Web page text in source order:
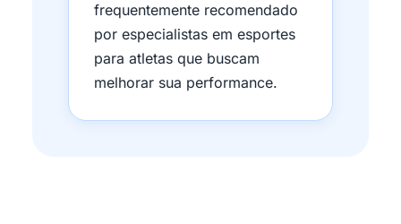
frequentemente recomendado
por especialistas em esportes
para atletas que buscam
melhorar sua performance.